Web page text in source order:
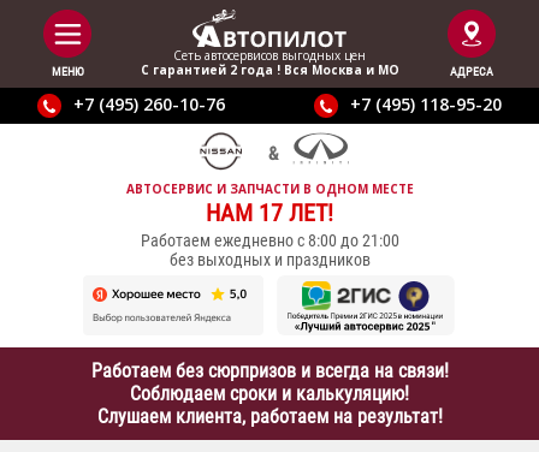
МЕНЮ
Сеть автосервисов выгодныx цен
С гарантией 2 года ! Вся Москва и МО
АДРЕСА
+7 (495) 260-10-76 +7 (495) 118-95-20
АВТОСЕРВИС И ЗАПЧАСТИ В ОДНОМ МЕСТЕ
НАМ 17 ЛЕТ!
Работаем ежедневно с 8:00 до 21:00
без выходных и праздников
Работаем без сюрпризов и всегда на связи!
Соблюдаем сроки и калькуляцию!
Слушаем клиента, работаем на результат!